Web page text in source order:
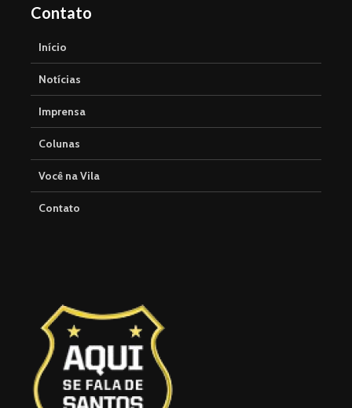
Contato
Início
Notícias
Imprensa
Colunas
Você na Vila
Contato